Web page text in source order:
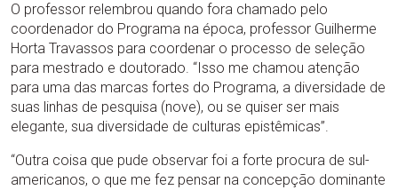
O professor relembrou quando fora chamado pelo
coordenador do Programa na época, professor Guilherme
Horta Travassos para coordenar o processo de seleção
para mestrado e doutorado. “Isso me chamou atenção
para uma das marcas fortes do Programa, a diversidade de
suas linhas de pesquisa (nove), ou se quiser ser mais
elegante, sua diversidade de culturas epistêmicas”.
“Outra coisa que pude observar foi a forte procura de sul-
americanos, o que me fez pensar na concepção dominante